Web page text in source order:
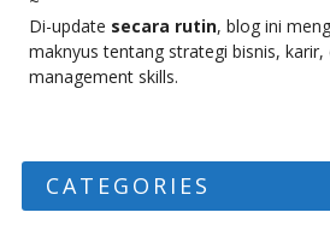
Di-update secara rutin, blog ini
maknyus tentang strategi bisnis,
management skills.
CATEGORIES